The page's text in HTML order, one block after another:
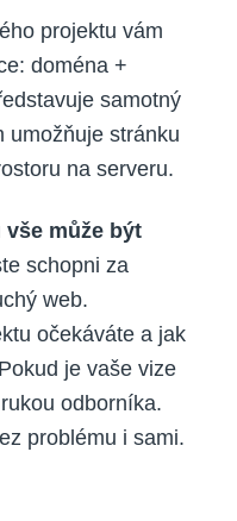
projektu vám
doména +
samotný
umožňuje stránku
na serveru.
vše může být
schopni za
web.
očekáváte a jak
je vaše vize
odborníka.
problému i sami.